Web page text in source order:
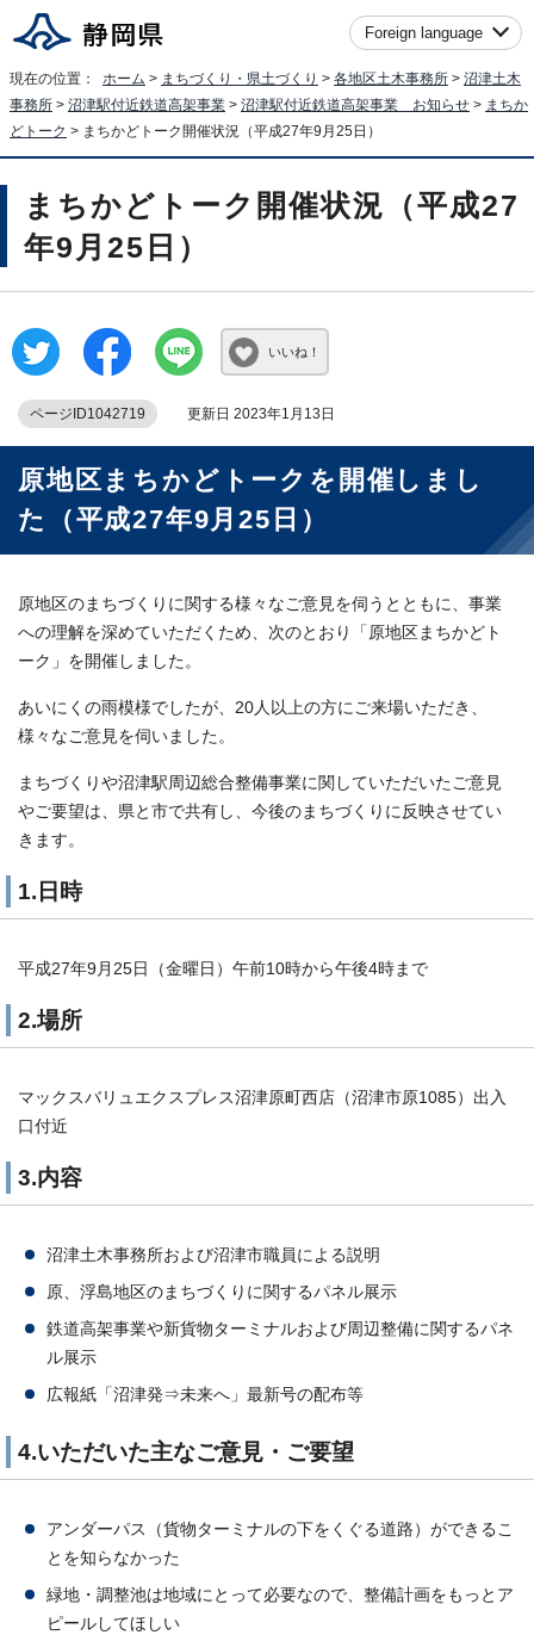
Foreign language
現在の位置： ホーム > まちづくり・県土づくり > 各地区土木事務所 > 沼津土木
事務所 > 沼津駅付近鉄道高架事業 > 沼津駅付近鉄道高架事業 お知らせ > まちか
どトーク > まちかどトーク開催状況（平成27年9月25日）
まちかどトーク開催状況（平成27
年9月25日）
いいね！
ページID1042719 更新日 2023年1月13日
原地区まちかどトークを開催しまし
た（平成27年9月25日）
原地区のまちづくりに関する様々なご意見を伺うとともに、事業
への理解を深めていただくため、次のとおり「原地区まちかどト
ーク」を開催しました。
あいにくの雨模様でしたが、20人以上の方にご来場いただき、
様々なご意見を伺いました。
まちづくりや沼津駅周辺総合整備事業に関していただいたご意見
やご要望は、県と市で共有し、今後のまちづくりに反映させてい
きます。
1.日時
平成27年9月25日（金曜日）午前10時から午後4時まで
2.場所
マックスバリュエクスプレス沼津原町西店（沼津市原1085）出入
口付近
3.内容
沼津土木事務所および沼津市職員による説明
原、浮島地区のまちづくりに関するパネル展示
鉄道高架事業や新貨物ターミナルおよび周辺整備に関するパネ
ル展示
広報紙「沼津発⇒未来へ」最新号の配布等
4.いただいた主なご意見・ご要望
アンダーパス（貨物ターミナルの下をくぐる道路）ができるこ
とを知らなかった
緑地・調整池は地域にとって必要なので、整備計画をもっとア
ピールしてほしい